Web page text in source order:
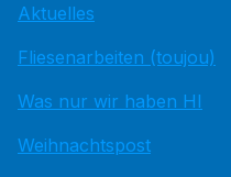
Aktuelles
Fliesenarbeiten (toujou)
Was nur wir haben HI
Weihnachtspost